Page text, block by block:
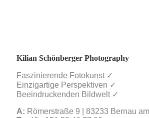
Kilian Schönberger Photography
Faszinierende Fotokunst ✓
Einzigartige Perspektiven ✓
Beeindruckenden Bildwelt ✓
A: Römerstraße 9 | 83233 Bernau